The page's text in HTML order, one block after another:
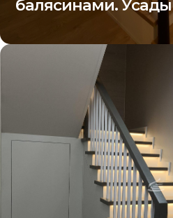
балясинами. Усады